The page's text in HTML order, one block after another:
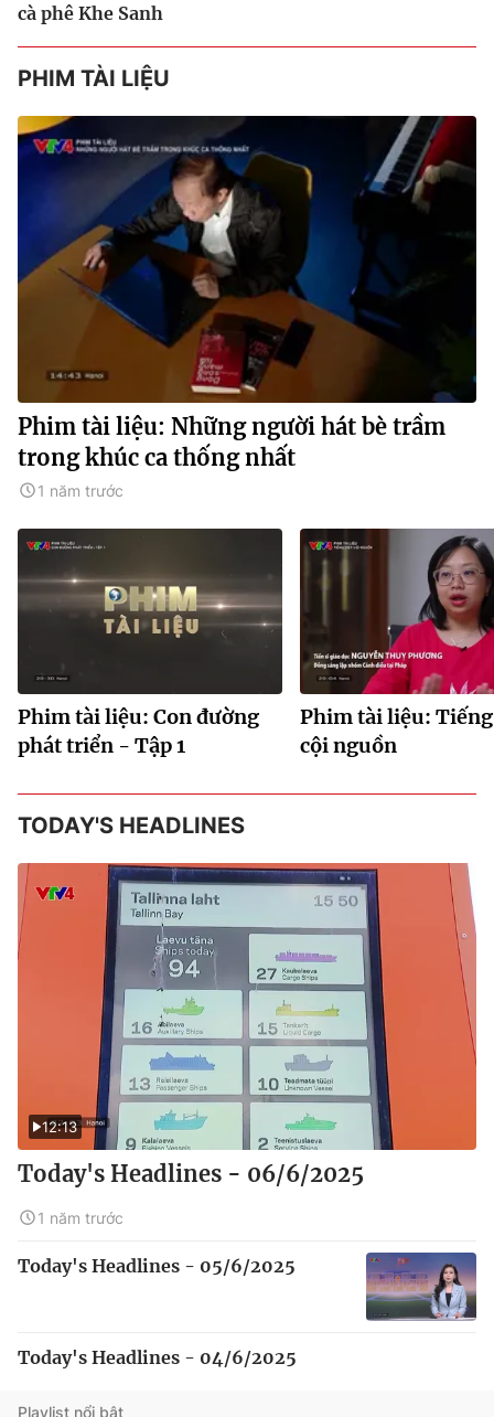
cà phê Khe Sanh
PHIM TÀI LIỆU
Phim tài liệu: Những người hát bè trầm
trong khúc ca thống nhất
1 năm trước
Phim tài liệu: Con đường
phát triển - Tập 1
Phim tài liệu:
cội nguồn
TODAY'S HEADLINES
12:13
Today's Headlines - 06/6/2025
1 năm trước
Today's Headlines - 05/6/2025
Today's Headlines - 04/6/2025
Playlist nổi bật